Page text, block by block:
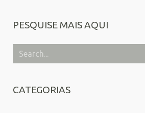
PESQUISE MAIS AQUI
CATEGORIAS